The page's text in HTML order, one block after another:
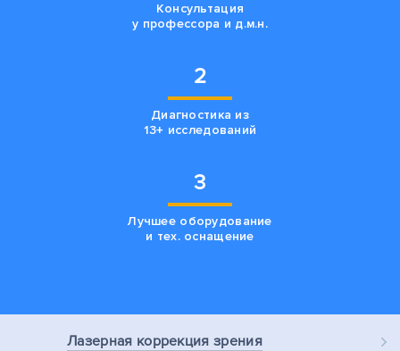
Консультация
у профессора и д.м.н.
2
Диагностика из
13+ исследований
3
Лучшее оборудование
и тех. оснащение
Лазерная коррекция зрения